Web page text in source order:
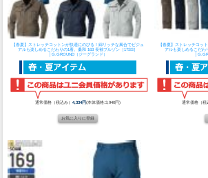
【春夏】ストレッチコットンが快適にのびる！綿リッチな風合でビジュ
アルも楽しめるこだわりの1着。桑和 163 長袖ブルゾン［17SS］
│G.GROUND（ジーグランド）
通常価格（税込み）4,334円(本体価格:3,940円)
【春夏】ストレッチコッ
アルも楽しめるこだわ
通常価格（税